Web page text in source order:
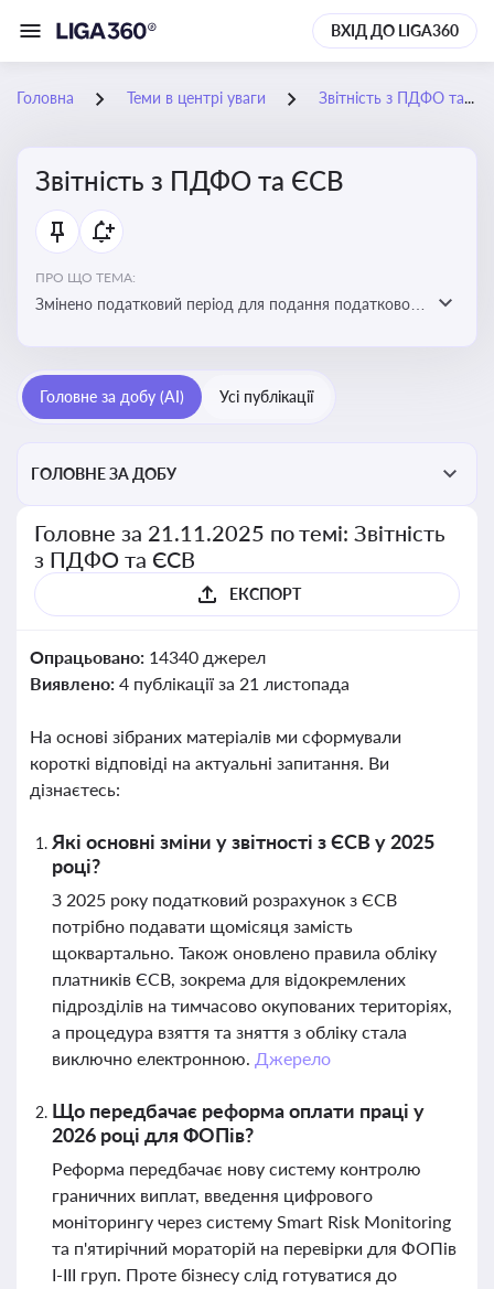
ВХІД ДО LIGA360
Головна Теми в центрі уваги Звітність з ПДФО та ЄСВ
Звітність з ПДФО та ЄСВ
ПРО ЩО ТЕМА:
Змінено податковий період для подання податкового
Головне за добу (AI) Усі публікації
ГОЛОВНЕ ЗА ДОБУ
Головне за 21.11.2025 по темі: Звітність
з ПДФО та ЄСВ
ЕКСПОРТ
Опрацьовано: 14340 джерел
Виявлено: 4 публікації за 21 листопада
На основі зібраних матеріалів ми сформували
короткі відповіді на актуальні запитання. Ви
дізнаєтесь:
Які основні зміни у звітності з ЄСВ у 2025
році?
З 2025 року податковий розрахунок з ЄСВ
потрібно подавати щомісяця замість
щоквартально. Також оновлено правила обліку
платників ЄСВ, зокрема для відокремлених
підрозділів на тимчасово окупованих територіях,
а процедура взяття та зняття з обліку стала
виключно електронною. Джерело
Що передбачає реформа оплати праці у
2026 році для ФОПів?
Реформа передбачає нову систему контролю
граничних виплат, введення цифрового
моніторингу через систему Smart Risk Monitoring
та п'ятирічний мораторій на перевірки для ФОПів
I-III груп. Проте бізнесу слід готуватися до